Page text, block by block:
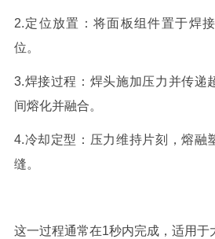
2.定位放置：将面板组件置于焊
位。
3.焊接过程： 焊头施加压力并传递
间熔化并融合。
4.冷却定型： 压力维持片刻，熔融
缝。
这一过程通常在1秒内完成，适用于